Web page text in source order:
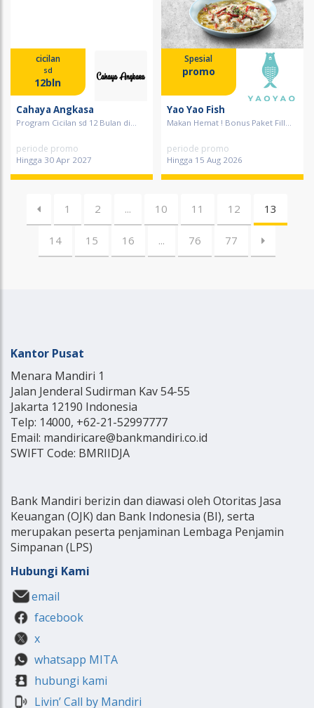
cicilan
sd
12bln
Cahaya Angkasa
Program Cicilan sd 12 Bulan di...
periode promo
Hingga 30 Apr 2027
Spesial
promo
Yao Yao Fish
Makan Hemat ! Bonus Paket Fill...
periode promo
Hingga 15 Aug 2026
1 2 ... 10 11 12 13
14 15 16 ... 76 77
Kantor Pusat
Menara Mandiri 1
Jalan Jenderal Sudirman Kav 54-55
Jakarta 12190 Indonesia
Telp: 14000, +62-21-52997777
Email: mandiricare@bankmandiri.co.id
SWIFT Code: BMRIIDJA
Bank Mandiri berizin dan diawasi oleh Otoritas Jasa
Keuangan (OJK) dan Bank Indonesia (BI), serta
merupakan peserta penjaminan Lembaga Penjamin
Simpanan (LPS)
Hubungi Kami
email
facebook
x
whatsapp MITA
hubungi kami
Livin’ Call by Mandiri